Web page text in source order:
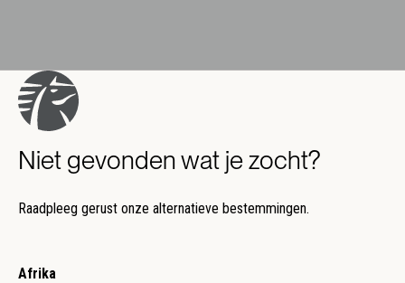
Niet gevonden wat je zocht?
Raadpleeg gerust onze alternatieve bestemmingen.
Afrika